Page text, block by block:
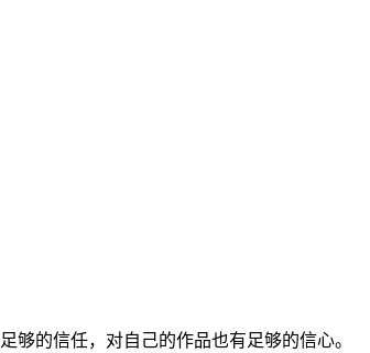
够的信任，对自己的作品也有足够的信心。